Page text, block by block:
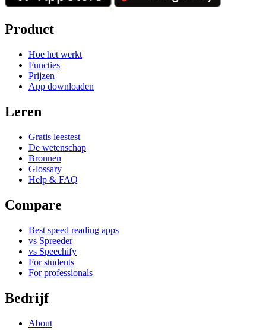
Product
Hoe het werkt
Functies
Prijzen
App downloaden
Leren
Gratis leestest
De wetenschap
Bronnen
Glossary
Help & FAQ
Compare
Best speed reading apps
vs Spreeder
vs Speechify
For students
For professionals
Bedrijf
About